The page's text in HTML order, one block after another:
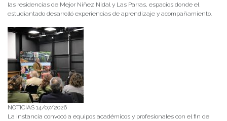
las residencias de Mejor Niñez Nidal y Las Parras, espacios donde el
estudiantado desarrolló experiencias de aprendizaje y acompañamiento.
NOTICIAS 14/07/2026
La instancia convocó a equipos académicos y profesionales con el fin de